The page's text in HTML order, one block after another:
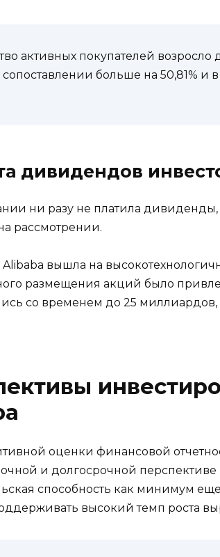
активных покупателей
больше на 50,81% и
дивидендов
ни разу не платила дивиденды,
рассмотрении.
Alibaba вышла на
размещения акций было
со временем до 25 миллиардов,
оценки финансовой
и долгосрочной перспективе
способность как минимум
высокий темп роста